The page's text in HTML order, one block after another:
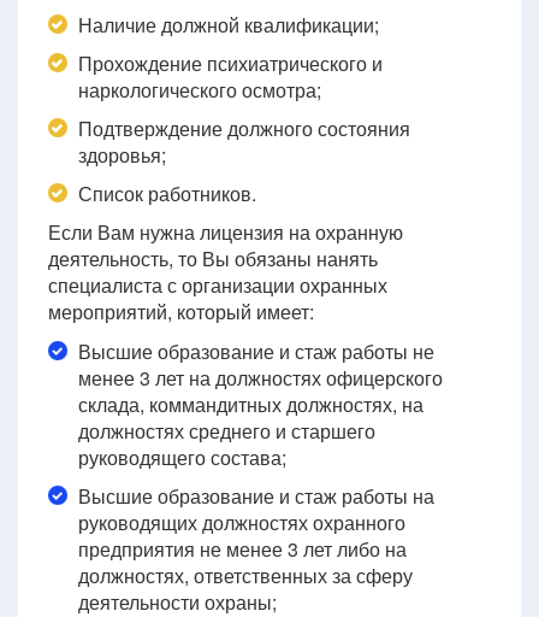
Наличие должной квалификации;
Прохождение психиатрического и
наркологического осмотра;
Подтверждение должного состояния
здоровья;
Список работников.
Если Вам нужна лицензия на охранную
деятельность, то Вы обязаны нанять
специалиста с организации охранных
мероприятий, который имеет:
Высшие образование и стаж работы не
менее 3 лет на должностях офицерского
склада, коммандитных должностях, на
должностях среднего и старшего
руководящего состава;
Высшие образование и стаж работы на
руководящих должностях охранного
предприятия не менее 3 лет либо на
должностях, ответственных за сферу
деятельности охраны;